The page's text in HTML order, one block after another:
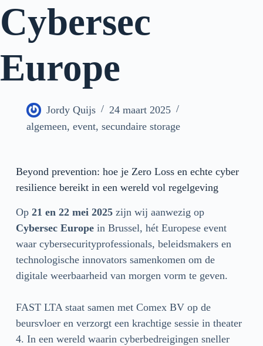
Cybersec
Europe
Jordy Quijs
24 maart 2025
algemeen, event, secundaire storage
Beyond prevention: hoe je Zero Loss en echte cyber
resilience bereikt in een wereld vol regelgeving
Op 21 en 22 mei 2025zijn wij aanwezig op
Cybersec Europein Brussel, hét Europese event
waar cybersecurityprofessionals, beleidsmakers en
technologische innovators samenkomen om de
digitale weerbaarheid van morgen vorm te geven.
FAST LTA staat samen met Comex BV op de
beursvloer en verzorgt een krachtige sessie in theater
4. In een wereld waarin cyberbedreigingen sneller